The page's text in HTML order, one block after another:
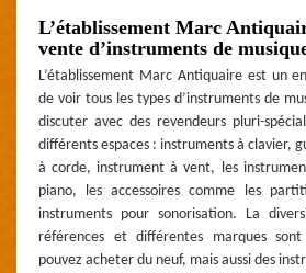
L’établissement Marc
vente d’instruments de
L’établissement Marc Antiquaire est un
de voir tous les types d’instruments de
discuter avec des revendeurs pluri-
différents espaces : instruments à clavier,
à corde, instrument à vent, les
piano, les accessoires comme les
instruments pour sonorisation. La
références et différentes marques
pouvez acheter du neuf, mais aussi des